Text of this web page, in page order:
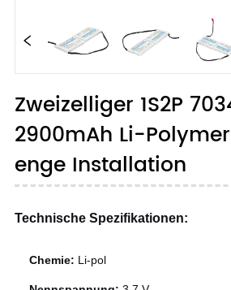
Zweizelliger 1S2P
2900mAh Li-
enge Installation
Technische Spezifikationen:
Chemie: Li-pol